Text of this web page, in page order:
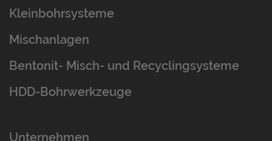
Kleinbohrsysteme
Mischanlagen
Bentonit- Misch- und Recyclingsysteme
HDD-Bohrwerkzeuge
Unternehmen